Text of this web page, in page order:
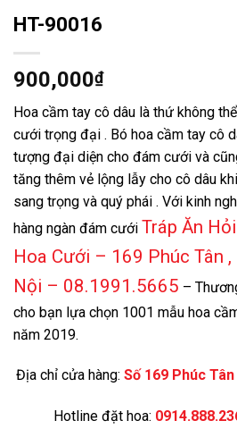
HT-90016
900,000₫
Hoa cầm tay cô dâu là thứ không
cưới trọng đại . Bó hoa cầm tay cô
tượng đại diện cho đám cưới và
tăng thêm vẻ lộng lẫy cho cô dâu
sang trọng và quý phái . Với kinh
hàng ngàn đám cưới Tráp Ăn
Hoa Cưới – 169 Phúc Tân ,
Nội – 08.1991.5665 –
cho bạn lựa chọn 1001 mẫu hoa
năm 2019.
Địa chỉ cửa hàng: Số 169 Phúc
Hotline đặt hoa: